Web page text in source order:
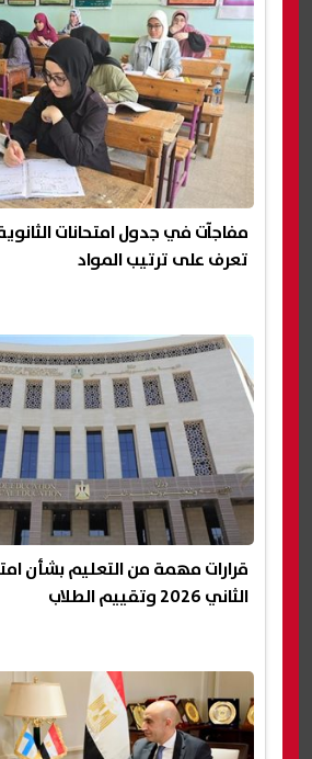
تعرف على ترتيب المواد
قرارات مهمة من التعليم بشأن
الثاني 2026 وتقييم الطلاب